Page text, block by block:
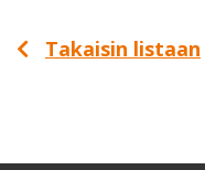
Takaisin listaan